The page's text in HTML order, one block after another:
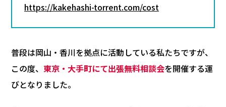
https://kakehashi-torrent.com/cost
普段は岡山・香川を拠点に活動している私たちですが、
この度、 東京・大手町にて出張無料相談会を開催する運
びとなりました。